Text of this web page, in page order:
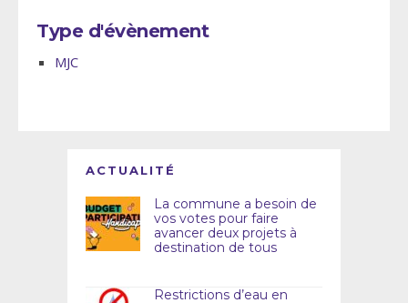
Type d'évènement
MJC
ACTUALITÉ
La commune a besoin de
vos votes pour faire
avancer deux projets à
destination de tous
Restrictions d’eau en